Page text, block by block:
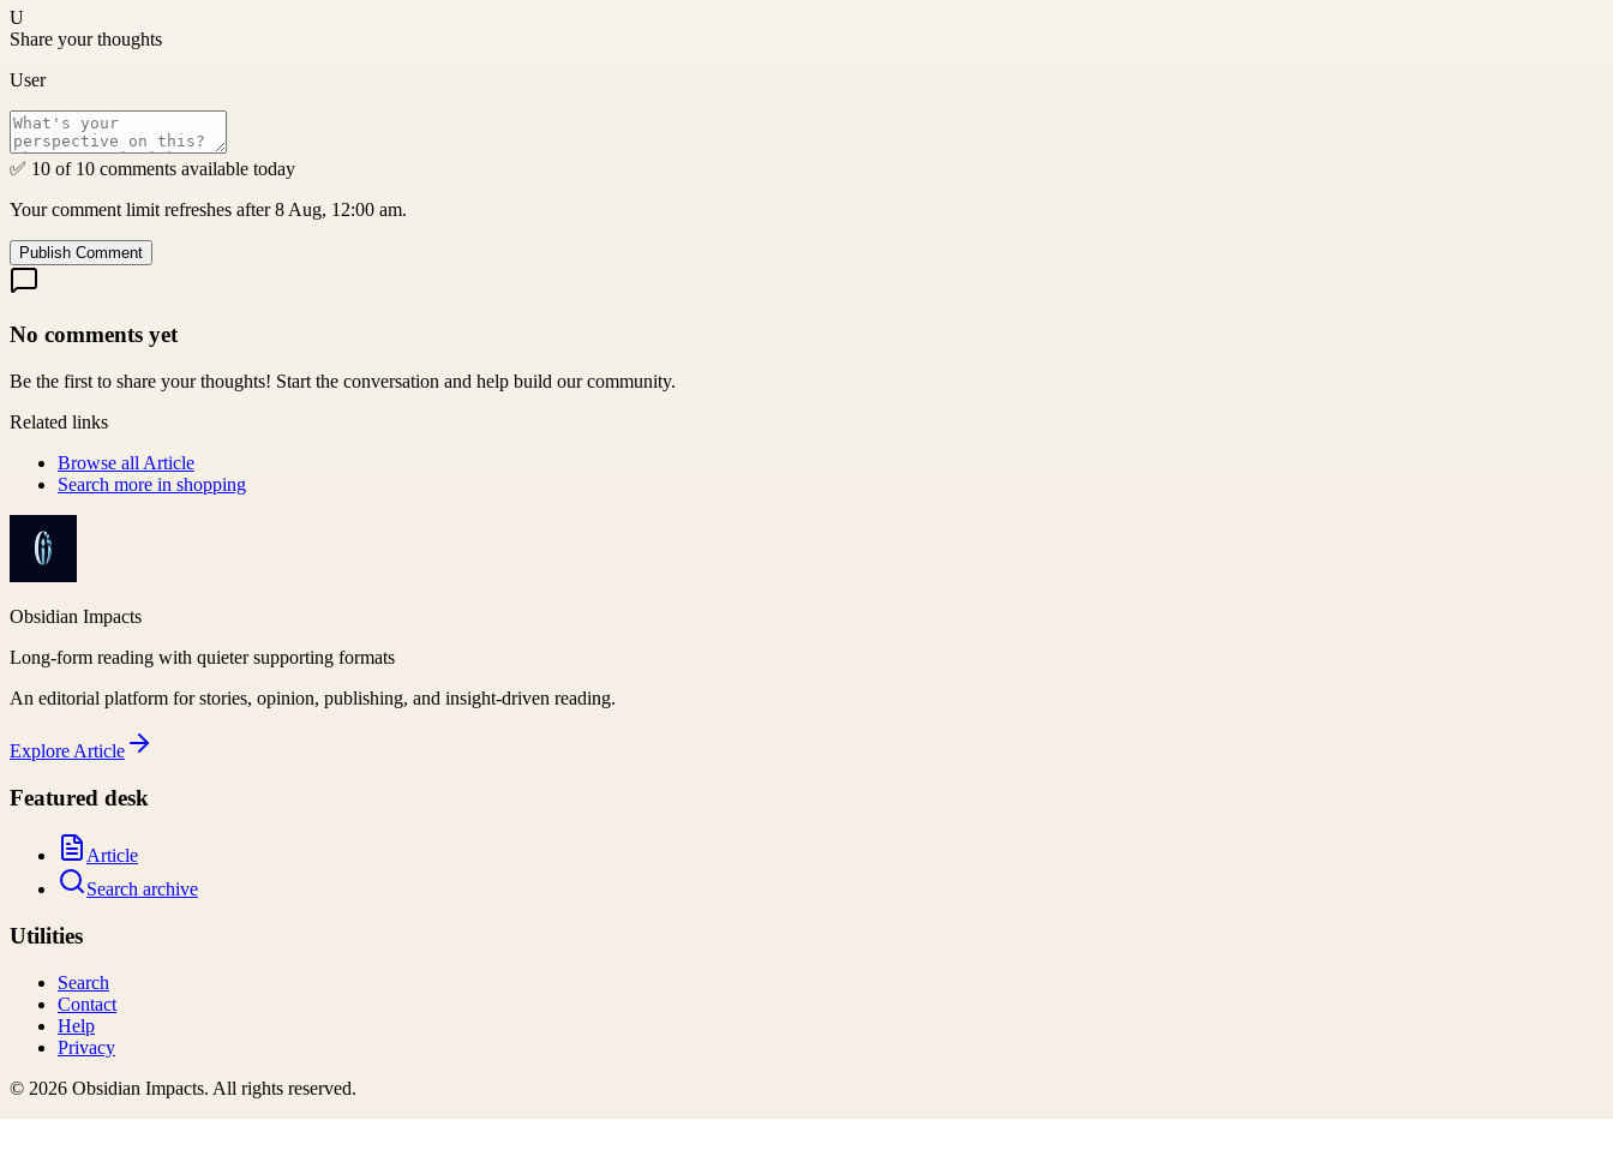
U
Share your thoughts
User
✅ 10 of 10 comments available today
Your comment limit refreshes after 8 Aug, 12:00 am.
Publish Comment
No comments yet
Be the first to share your thoughts! Start the conversation and help build our community.
Related links
Browse all Article
Search more in shopping
Obsidian Impacts
Long-form reading with quieter supporting formats
An editorial platform for stories, opinion, publishing, and insight-driven reading.
Explore Article
Featured desk
Article
Search archive
Utilities
Search
Contact
Help
Privacy
© 2026 Obsidian Impacts. All rights reserved.